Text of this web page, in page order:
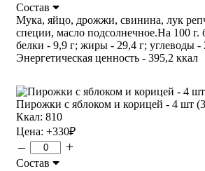
Состав
Мука, яйцо, дрожжи, свинина, лук
специи, масло подсолнечное.На 100 г.
белки - 9,9 г; жиры - 29,4 г; углеводы -
Энергетическая ценность - 395,2 ккал
Пирожки с яблоком и корицей - 4 шт
Ккал: 810
Цена: +330₽
– +
Состав